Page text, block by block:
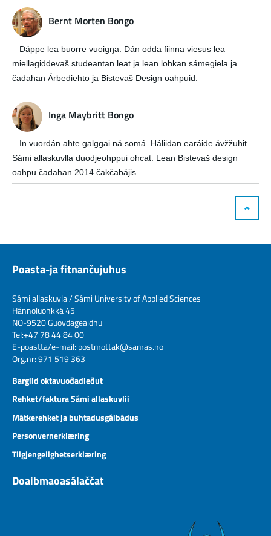
Bernt Morten Bongo
– Dáppe lea buorre vuoigŋa. Dán ođđa fiinna viesus lea
miellagiddevaš studeantan leat ja lean lohkan sámegiela ja
čađahan Árbediehto ja Bistevaš Design oahpuid.
Inga Maybritt Bongo
– In vuordán ahte galggai ná somá. Háliidan earáide ávžžuhit
Sámi allaskuvlla duodjeohppui ohcat. Lean Bistevaš design
oahpu čađahan 2014 čakčabájis.
Poasta-ja fitnančujuhus
Sámi allaskuvla / Sámi University of Applied Sciences
Hánnoluohkká 45
NO-9520 Guovdageaidnu
Tel:+47 78 44 84 00
E-poastta/e-mail:postmottak@samas.no
Org.nr: 971 519 363
Bargiid oktavuođadieđut
Rehket/faktura Sámi allaskuvlii
Mátkerehket ja buhtadusgáibádus
Personvernerklæring
Tilgjengelighetserklæring
Doaibmaoasálaččat